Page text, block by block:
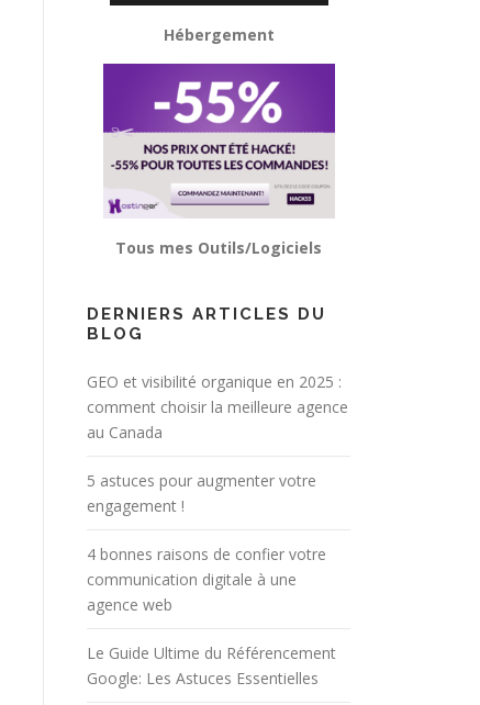
Hébergement
Tous mes Outils/Logiciels
DERNIERS ARTICLES DU
BLOG
GEO et visibilité organique en 2025 :
comment choisir la meilleure agence
au Canada
5 astuces pour augmenter votre
engagement !
4 bonnes raisons de confier votre
communication digitale à une
agence web
Le Guide Ultime du Référencement
Google: Les Astuces Essentielles